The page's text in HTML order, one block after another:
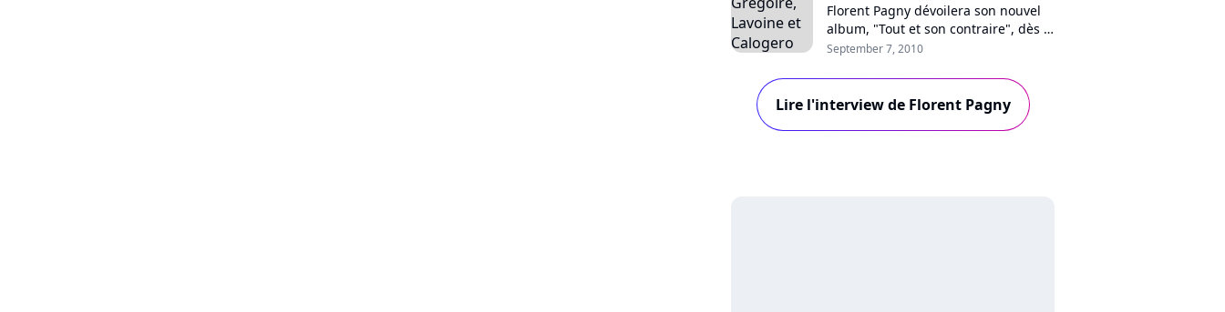
Florent Pagny dévoilera son nouvel
album, "Tout et son contraire", dès le
8 novembre prochain. Un disque sur
Emmanuelle Cosso-Merad, Jérôme
Attal, Vincent Baguian, Daran, John
Mamann, mais aussi Grégoire, Marc
September 7, 2010
Lire l'interview de Florent Pagny